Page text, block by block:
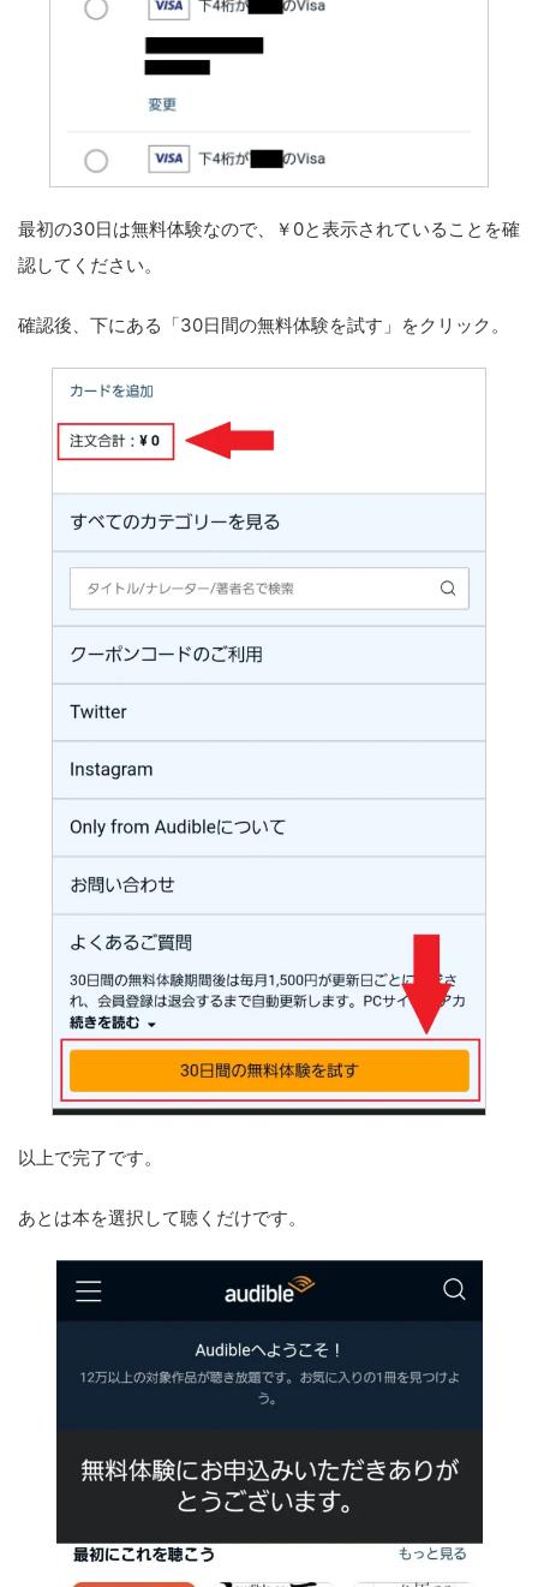
最初の30日は無料体験なので、￥0と表示されていることを確
認してください。
確認後、下にある「30日間の無料体験を試す」をクリック。
以上で完了です。
あとは本を選択して聴くだけです。